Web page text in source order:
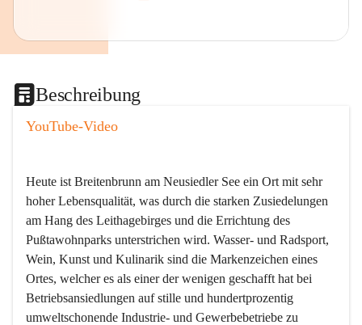
Beschreibung
YouTube-Video
Heute ist Breitenbrunn am Neusiedler See ein Ort mit sehr
hoher Lebensqualität, was durch die starken Zusiedelungen
am Hang des Leithagebirges und die Errichtung des
Pußtawohnparks unterstrichen wird. Wasser- und Radsport,
Wein, Kunst und Kulinarik sind die Markenzeichen eines
Ortes, welcher es als einer der wenigen geschafft hat bei
Betriebsansiedlungen auf stille und hundertprozentig
umweltschonende Industrie- und Gewerbebetriebe zu